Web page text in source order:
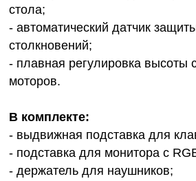
стола;
- автоматический датчик
столкновений;
- плавная регулировка
моторов.
В комплекте:
- выдвижная подставка для
- подставка для монитора с
- держатель для наушников;